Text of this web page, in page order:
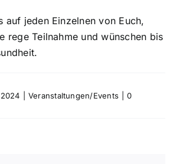
auf jeden Einzelnen von Euch,
rege Teilnahme und wünschen bis
Veranstaltungen/Events
0